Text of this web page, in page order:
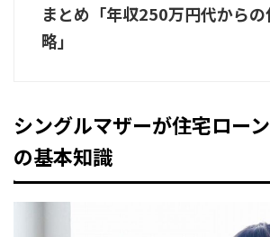
まとめ「年収250万円代から
略」
シングルマザーが住宅ロー
の基本知識